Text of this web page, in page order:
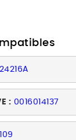
24216A
: 0016014137